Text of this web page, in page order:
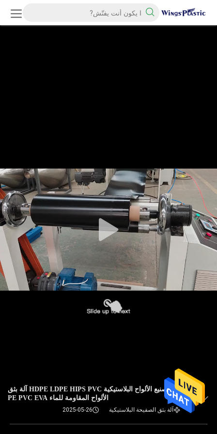
ماكينة تصنيع الألواح البلاستيكية HDPE LDPE HIPS PVC آلة بثق
الألواح المقاومة للماء PE PVC EVA
آلة بثق الصفيحة البلاستيكية 2025-05-26